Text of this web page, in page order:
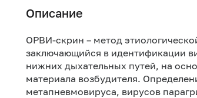
Описание
ОРВИ-скрин – метод
заключающийся в идентификации
нижних дыхательных путей, на
материала возбудителя.
метапневмовируса, вирусов